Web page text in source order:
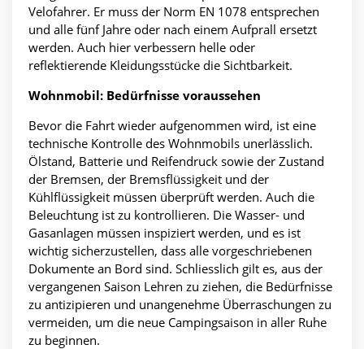
Velofahrer. Er muss der Norm EN 1078 entsprechen
und alle fünf Jahre oder nach einem Aufprall ersetzt
werden. Auch hier verbessern helle oder
reflektierende Kleidungsstücke die Sichtbarkeit.
Wohnmobil: Bedürfnisse voraussehen
Bevor die Fahrt wieder aufgenommen wird, ist eine
technische Kontrolle des Wohnmobils unerlässlich.
Ölstand, Batterie und Reifendruck sowie der Zustand
der Bremsen, der Bremsflüssigkeit und der
Kühlflüssigkeit müssen überprüft werden. Auch die
Beleuchtung ist zu kontrollieren. Die Wasser- und
Gasanlagen müssen inspiziert werden, und es ist
wichtig sicherzustellen, dass alle vorgeschriebenen
Dokumente an Bord sind. Schliesslich gilt es, aus der
vergangenen Saison Lehren zu ziehen, die Bedürfnisse
zu antizipieren und unangenehme Überraschungen zu
vermeiden, um die neue Campingsaison in aller Ruhe
zu beginnen.